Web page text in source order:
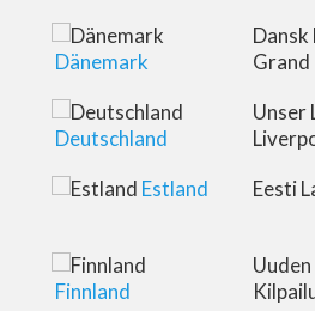
Dänemark
Deutschland
Unser
Estland
Eesti
Finnland